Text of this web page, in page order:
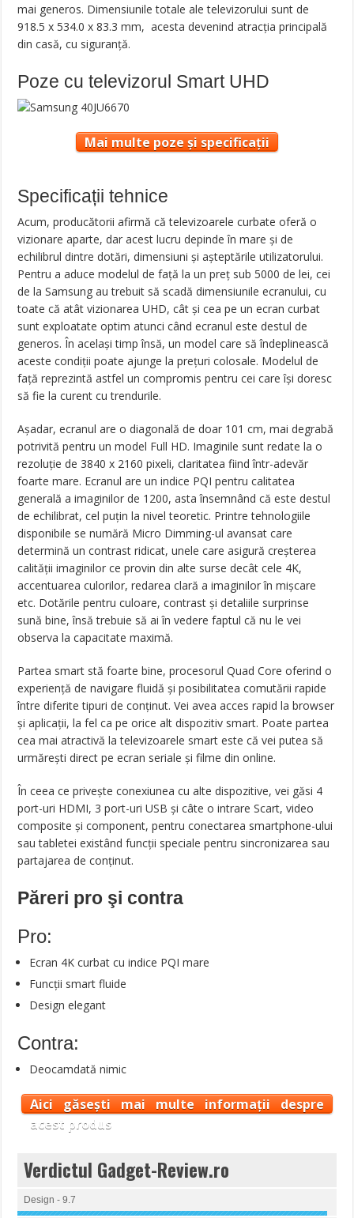
mai generos. Dimensiunile totale ale televizorului sunt de
918.5 x 534.0 x 83.3 mm, acesta devenind atracția principală
din casă, cu siguranță.
Poze cu televizorul Smart UHD
Mai multe poze și specificații
Specificații tehnice
Acum, producătorii afirmă că televizoarele curbate oferă o
vizionare aparte, dar acest lucru depinde în mare și de
echilibrul dintre dotări, dimensiuni și așteptările utilizatorului.
Pentru a aduce modelul de față la un preț sub 5000 de lei, cei
de la Samsung au trebuit să scadă dimensiunile ecranului, cu
toate că atât vizionarea UHD, cât și cea pe un ecran curbat
sunt exploatate optim atunci când ecranul este destul de
generos. În același timp însă, un model care să îndeplinească
aceste condiții poate ajunge la prețuri colosale. Modelul de
față reprezintă astfel un compromis pentru cei care își doresc
să fie la curent cu trendurile.
Așadar, ecranul are o diagonală de doar 101 cm, mai degrabă
potrivită pentru un model Full HD. Imaginile sunt redate la o
rezoluție de 3840 x 2160 pixeli, claritatea fiind într-adevăr
foarte mare. Ecranul are un indice PQI pentru calitatea
generală a imaginilor de 1200, asta însemnând că este destul
de echilibrat, cel puțin la nivel teoretic. Printre tehnologiile
disponibile se numără Micro Dimming-ul avansat care
determină un contrast ridicat, unele care asigură creșterea
calității imaginilor ce provin din alte surse decât cele 4K,
accentuarea culorilor, redarea clară a imaginilor în mișcare
etc. Dotările pentru culoare, contrast și detaliile surprinse
sună bine, însă trebuie să ai în vedere faptul că nu le vei
observa la capacitate maximă.
Partea smart stă foarte bine, procesorul Quad Core oferind o
experiență de navigare fluidă și posibilitatea comutării rapide
între diferite tipuri de conținut. Vei avea acces rapid la browser
și aplicații, la fel ca pe orice alt dispozitiv smart. Poate partea
cea mai atractivă la televizoarele smart este că vei putea să
urmărești direct pe ecran seriale și filme din online.
În ceea ce privește conexiunea cu alte dispozitive, vei găsi 4
port-uri HDMI, 3 port-uri USB și câte o intrare Scart, video
composite și component, pentru conectarea smartphone-ului
sau tabletei existând funcții speciale pentru sincronizarea sau
partajarea de conținut.
Păreri pro şi contra
Pro:
Ecran 4K curbat cu indice PQI mare
Funcții smart fluide
Design elegant
Contra:
Deocamdată nimic
Aici găsești mai multe informații despre
acest produs
Verdictul Gadget-Review.ro
Design - 9.7